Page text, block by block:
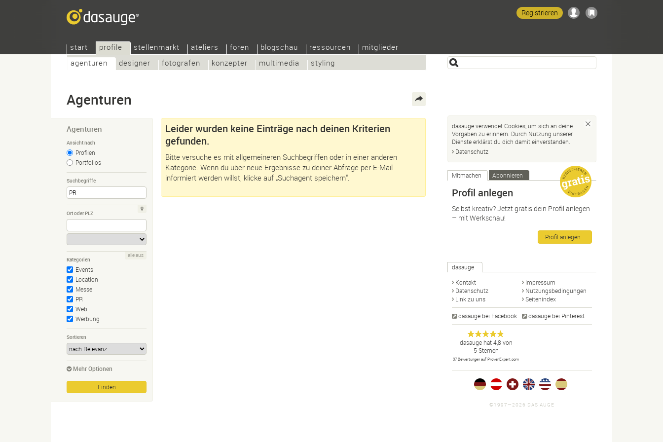
start
profile
agenturen
designer fotografen konzepter multimedia styling
stellenmarkt ateliers foren blogschau ressourcen mitglieder
Registrieren
Agenturen
Agenturen
Ansicht nach
Profilen
Portfolios
Suchbegriffe
Ort oder PLZ
Kategorien
Events
Location
Messe
PR
Web
Werbung
alle aus
Sortieren
Mehr Optionen
Leider wurden keine Einträge nach deinen Kriterien
gefunden.
Bitte versuche es mit allgemeineren Suchbegriffen oder in einer anderen
Kategorie. Wenn du über neue Ergebnisse zu deiner Abfrage per E-Mail
informiert werden willst, klicke auf „Suchagent speichern“.
dasauge verwendet Cookies, um sich an deine
Vorgaben zu erinnern. Durch Nutzung unserer
Dienste erklärst du dich damit einverstanden.
Datenschutz
Mitmachen Abonnieren
Profil anlegen
Selbst kreativ? Jetzt gratis dein Profil anlegen
– mit Werkschau!
Profil anlegen…
dasauge
Kontakt
Impressum
Datenschutz
Nutzungsbedingungen
Link zu uns
Seitenindex
dasauge bei Facebook dasauge bei Pinterest
dasauge
Designer,
Fotografen,
Agenturen,
Portfolios
und Jobs.
Anonym
dasaugehat4,8 von
5 Sternen
37 Bewertungen auf ProvenExpert.com
©1997—2026 DAS AUGE